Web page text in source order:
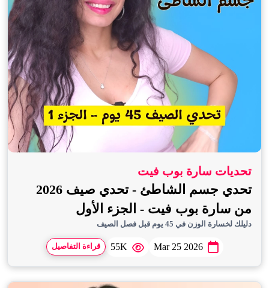
تحديات سارة بوب فيت
تحدي جسم الشاطئ - تحدي صيف 2026
من سارة بوب فيت - الجزء الأول
دليلك لخسارة الوزن في 45 يوم قبل فصل الصيف
Mar 25 2026
55K قراءة التفاصيل